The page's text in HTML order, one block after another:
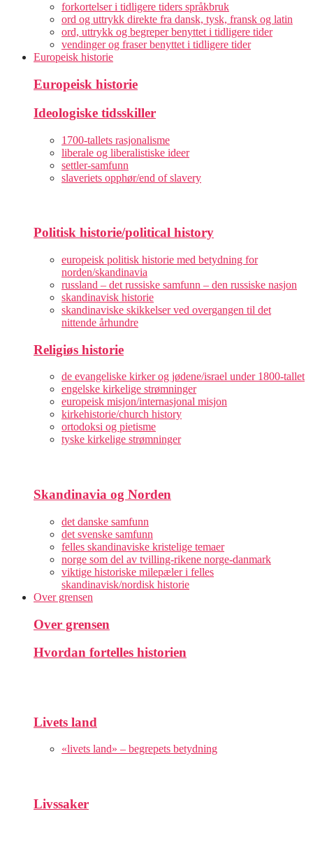
forkortelser i tidligere tiders språkbruk
ord og uttrykk direkte fra dansk, tysk, fransk og latin
ord, uttrykk og begreper benyttet i tidligere tider
vendinger og fraser benyttet i tidligere tider
Europeisk historie
Europeisk historie
Ideologiske tidsskiller
1700-tallets rasjonalisme
liberale og liberalistiske ideer
settler-samfunn
slaveriets opphør/end of slavery
Politisk historie/political history
europeisk politisk historie med betydning for
norden/skandinavia
russland – det russiske samfunn – den russiske nasjon
skandinavisk historie
skandinaviske skikkelser ved overgangen til det
nittende århundre
Religiøs historie
de evangeliske kirker og jødene/israel under 1800-tallet
engelske kirkelige strømninger
europeisk misjon/internasjonal misjon
kirkehistorie/church history
ortodoksi og pietisme
tyske kirkelige strømninger
Skandinavia og Norden
det danske samfunn
det svenske samfunn
felles skandinaviske kristelige temaer
norge som del av tvilling-rikene norge-danmark
viktige historiske milepæler i felles
skandinavisk/nordisk historie
Over grensen
Over grensen
Hvordan fortelles historien
Livets land
«livets land» – begrepets betydning
Livssaker